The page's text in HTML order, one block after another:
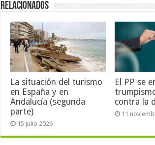
Relacionados
La situación del turismo
en España y en
Andalucía (segunda
parte)
15 julio 2026
El PP se
contra la
11